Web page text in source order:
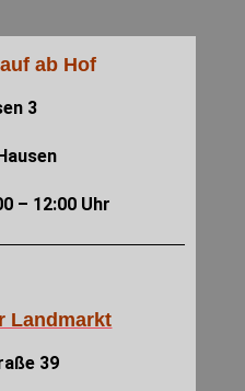
ab Hof
3
– 12:00 Uhr
Landmarkt
39